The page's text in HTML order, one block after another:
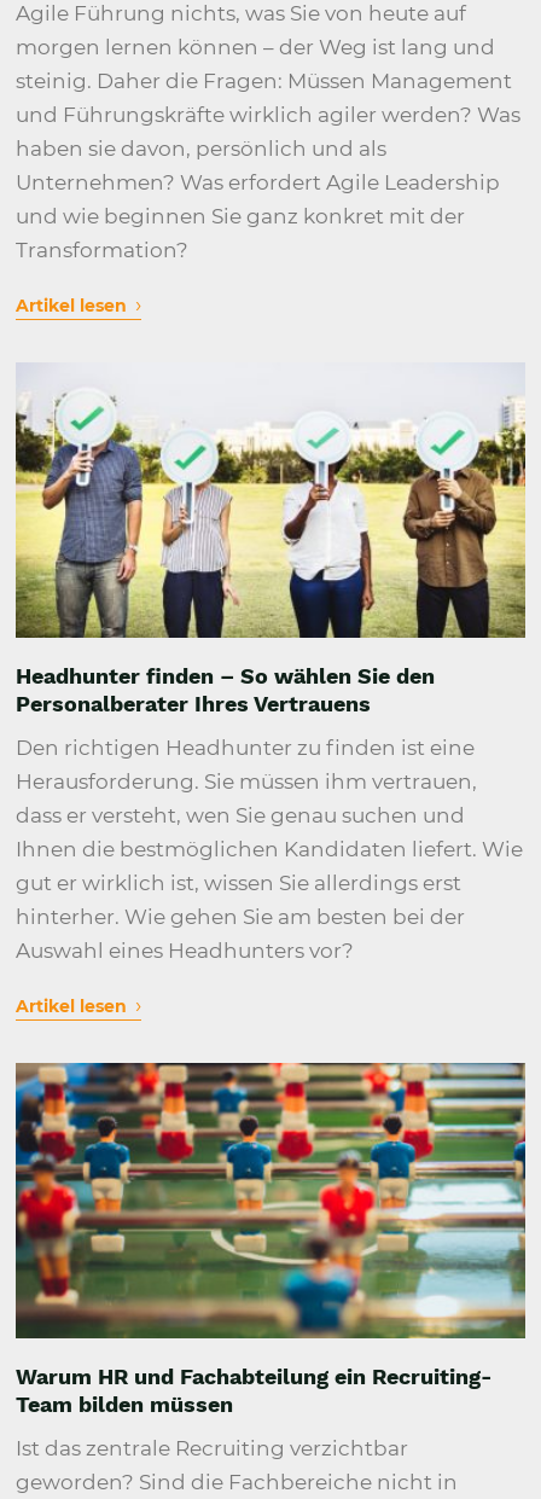
Agile Führung nichts, was Sie von heute auf
morgen lernen können – der Weg ist lang und
steinig. Daher die Fragen: Müssen Management
und Führungskräfte wirklich agiler werden? Was
haben sie davon, persönlich und als
Unternehmen? Was erfordert Agile Leadership
und wie beginnen Sie ganz konkret mit der
Transformation?
Artikel lesen ›
Headhunter finden – So wählen Sie den
Personalberater Ihres Vertrauens
Den richtigen Headhunter zu finden ist eine
Herausforderung. Sie müssen ihm vertrauen,
dass er versteht, wen Sie genau suchen und
Ihnen die bestmöglichen Kandidaten liefert. Wie
gut er wirklich ist, wissen Sie allerdings erst
hinterher. Wie gehen Sie am besten bei der
Auswahl eines Headhunters vor?
Artikel lesen ›
Warum HR und Fachabteilung ein Recruiting-
Team bilden müssen
Ist das zentrale Recruiting verzichtbar
geworden? Sind die Fachbereiche nicht in